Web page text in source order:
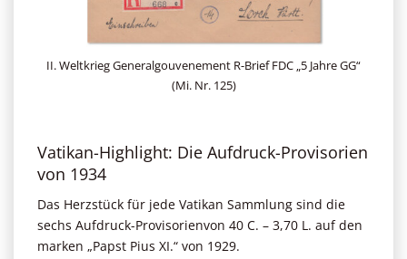
II. Weltkrieg Generalgouvenement R-Brief FDC „5 Jahre GG“
(Mi. Nr. 125)
Vatikan-Highlight: Die Aufdruck-Provisorien
von 1934
Das Herzstück für jede Vatikan Sammlung sind die
sechs Aufdruck-Provisorienvon 40 C. – 3,70 L. auf den
marken „Papst Pius XI.“ von 1929.